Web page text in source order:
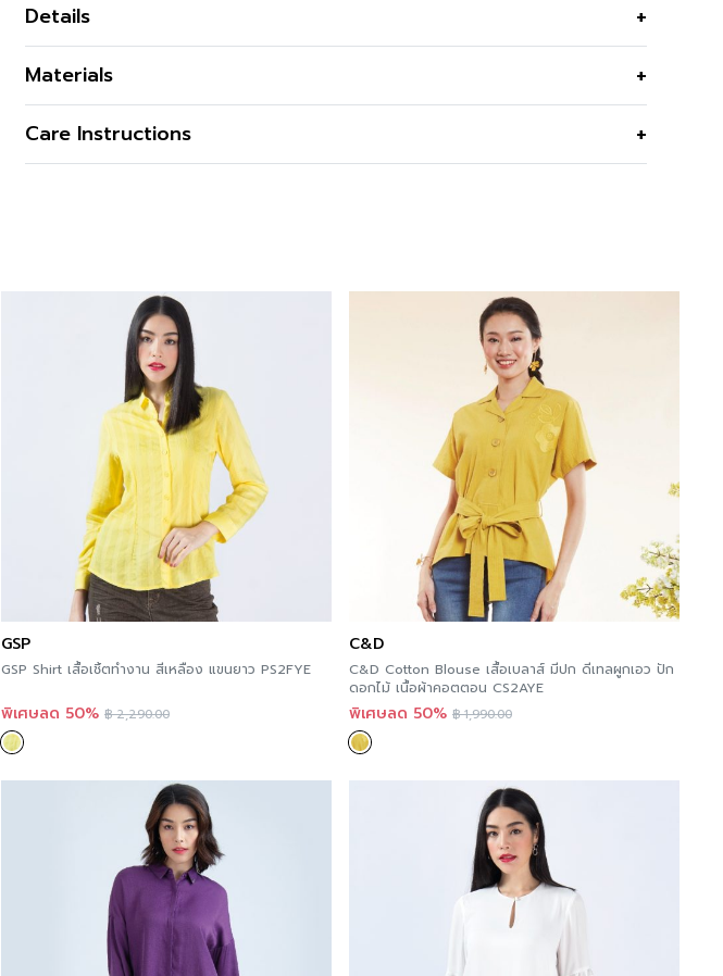
Details
ลาย Miracle Flower ใส่ได้ทุกสีผิว แบรนด์ Guy Laroche
Materials
เนื้อผ้า
คุณสมบัติผ้า
เนื้อลินินยับน้อยถึงน้อยที่สุด เบา ใส่สบายไม่ระคายผิว
ความยืดหยุ่น
Care Instructions
GSP
GSP Shirt เสื้อเชิ้ตทำงาน สีเหลือง แขนยาว PS2FYE
พิเศษลด 50% ฿2,290.00
C&D
C&D Cotton Blouse เสื้อเบลาส์ มีปก ดีเทลผูกเอว ปัก
ดอกไม้ เนื้อผ้าคอตตอน CS2AYE
พิเศษลด 50% ฿1,990.00